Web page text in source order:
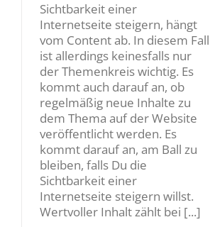
Sichtbarkeit einer
Internetseite steigern, hängt
vom Content ab. In diesem Fall
ist allerdings keinesfalls nur
der Themenkreis wichtig. Es
kommt auch darauf an, ob
regelmäßig neue Inhalte zu
dem Thema auf der Website
veröffentlicht werden. Es
kommt darauf an, am Ball zu
bleiben, falls Du die
Sichtbarkeit einer
Internetseite steigern willst.
Wertvoller Inhalt zählt bei [...]